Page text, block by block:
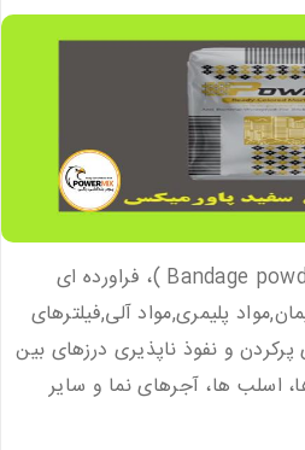
پودر بندکشی یا مرز بندی (Bandage powder )، فراورده ای
پلیمری,مواد آلی,فیلترهای
و نفوذ ناپذیری درزهای بین
اسلب ها، آجرهای نما و سایر